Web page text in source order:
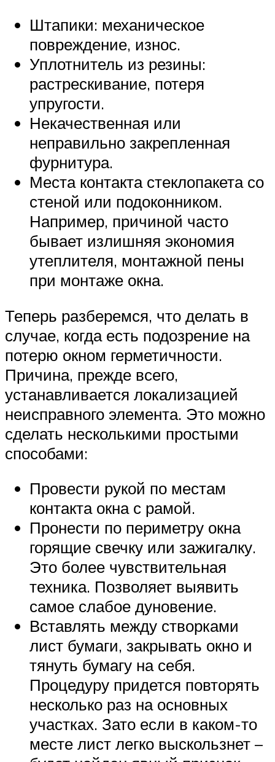
Штапики: механическое
повреждение, износ.
Уплотнитель из резины:
растрескивание, потеря
упругости.
Некачественная или
неправильно закрепленная
фурнитура.
Места контакта стеклопакета со
стеной или подоконником.
Например, причиной часто
бывает излишняя экономия
утеплителя, монтажной пены
при монтаже окна.
Теперь разберемся, что делать в
случае, когда есть подозрение на
потерю окном герметичности.
Причина, прежде всего,
устанавливается локализацией
неисправного элемента. Это можно
сделать несколькими простыми
способами:
Провести рукой по местам
контакта окна с рамой.
Пронести по периметру окна
горящие свечку или зажигалку.
Это более чувствительная
техника. Позволяет выявить
самое слабое дуновение.
Вставлять между створками
лист бумаги, закрывать окно и
тянуть бумагу на себя.
Процедуру придется повторять
несколько раз на основных
участках. Зато если в каком-то
месте лист легко выскользнет –